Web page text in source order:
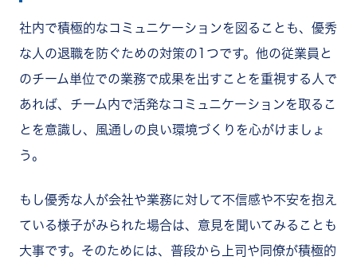
社内で積極的なコミュニケーションを図ることも、優秀
な人の退職を防ぐための対策の1つです。他の従業員と
のチーム単位での業務で成果を出すことを重視する人で
あれば、チーム内で活発なコミュニケーションを取るこ
とを意識し、風通しの良い環境づくりを心がけましょ
う。
もし優秀な人が会社や業務に対して不信感や不安を抱え
ている様子がみられた場合は、意見を聞いてみることも
大事です。そのためには、普段から上司や同僚が積極的